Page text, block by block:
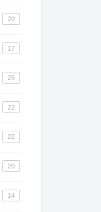
20
17
25
22
22
20
14